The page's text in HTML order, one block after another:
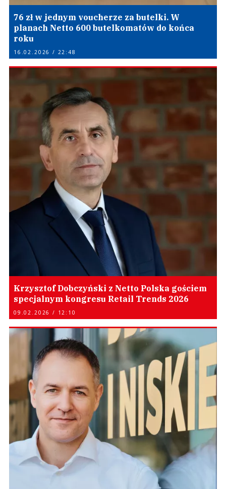
76 zł w jednym voucherze za butelki. W
planach Netto 600 butelkomatów do końca
roku
16.02.2026 / 22:48
Krzysztof Dobczyński z Netto Polska gościem
specjalnym kongresu Retail Trends 2026
09.02.2026 / 12:10